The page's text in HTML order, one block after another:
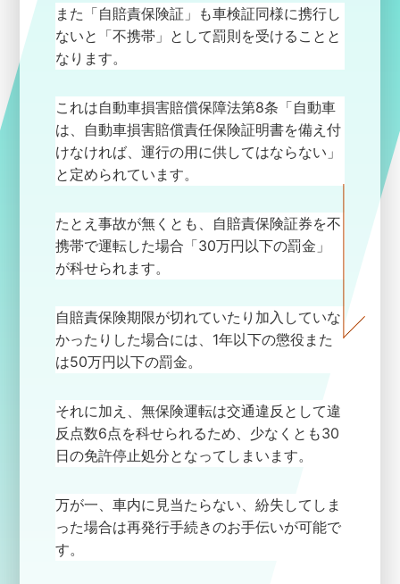
また「自賠責保険証」も車検証同様に携行し
ないと「不携帯」として罰則を受けることと
なります。
これは自動車損害賠償保障法第8条「自動車
は、自動車損害賠償責任保険証明書を備え付
けなければ、運行の用に供してはならない」
と定められています。
たとえ事故が無くとも、自賠責保険証券を不
携帯で運転した場合「30万円以下の罰金」
が科せられます。
自賠責保険期限が切れていたり加入していな
かったりした場合には、1年以下の懲役また
は50万円以下の罰金。
それに加え、無保険運転は交通違反として違
反点数6点を科せられるため、少なくとも30
日の免許停止処分となってしまいます。
万が一、車内に見当たらない、紛失してしま
った場合は再発行手続きのお手伝いが可能で
す。
TOP